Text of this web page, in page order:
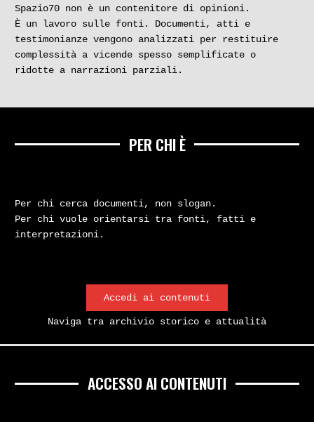
La strage di via
Caravaggio. Un’orribile
mattanza impunita
Roma, via Poma, 7 agosto
1990. L’omicidio di
Simonetta Cesaroni
Spazio70 non è un contenitore di opinioni.
È un lavoro sulle fonti. Documenti, atti e
testimonianze vengono analizzati per restituire
complessità a vicende spesso semplificate o
ridotte a narrazioni parziali.
PER CHI È
Per chi cerca documenti, non slogan.
Per chi vuole orientarsi tra fonti, fatti e
interpretazioni.
Accedi ai contenuti
Naviga tra archivio storico e attualità
ACCESSO AI CONTENUTI